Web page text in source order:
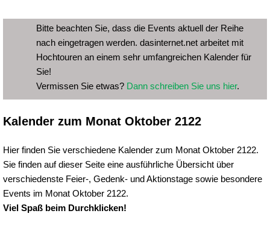
Bitte beachten Sie, dass die Events aktuell der Reihe
nach eingetragen werden. dasinternet.net arbeitet mit
Hochtouren an einem sehr umfangreichen Kalender für
Sie!
Vermissen Sie etwas? Dann schreiben Sie uns hier.
Kalender zum Monat Oktober 2122
Hier finden Sie verschiedene Kalender zum Monat Oktober 2122.
Sie finden auf dieser Seite eine ausführliche Übersicht über
verschiedenste Feier-, Gedenk- und Aktionstage sowie besondere
Events im Monat Oktober 2122.
Viel Spaß beim Durchklicken!